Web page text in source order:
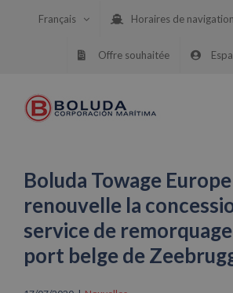
Français Horaires de navigation
Offre souhaitée
Boluda Towage Europe
renouvelle la
service de
port belge de